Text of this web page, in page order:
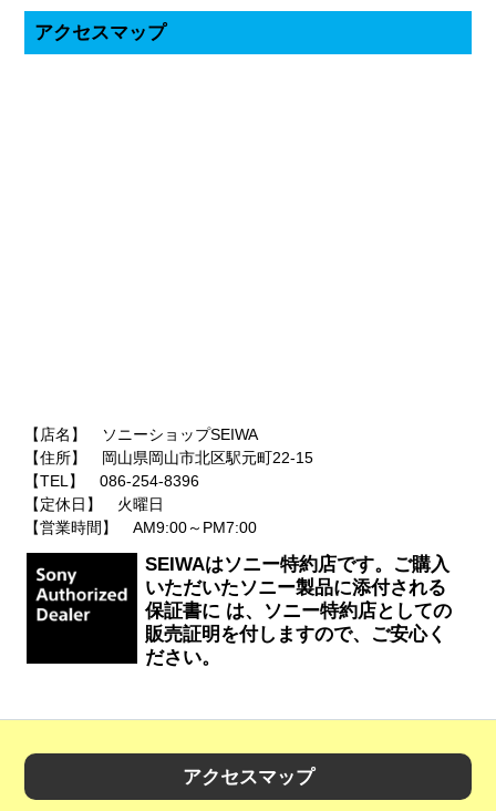
アクセスマップ
【店名】 ソニーショップSEIWA
【住所】 岡山県岡山市北区駅元町22-15
【TEL】 086-254-8396
【定休日】 火曜日
【営業時間】 AM9:00～PM7:00
SEIWAはソニー特約店です。ご購入
いただいたソニー製品に添付される
保証書に は、ソニー特約店としての
販売証明を付しますので、ご安心く
ださい。
アクセスマップ